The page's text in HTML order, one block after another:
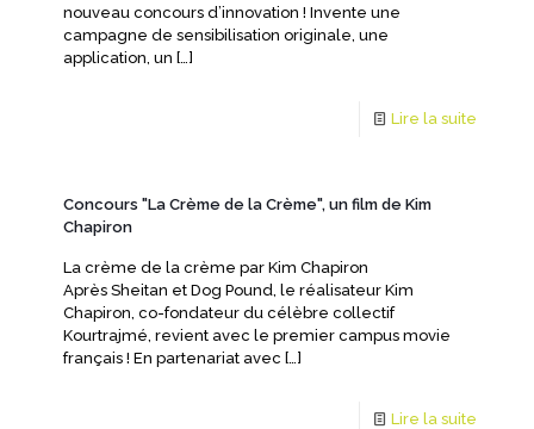
nouveau concours d’innovation ! Invente une
campagne de sensibilisation originale, une
application, un […]
Lire la suite
Concours "La Crème de la Crème", un film de Kim
Chapiron
La crème de la crème par Kim Chapiron
Après Sheitan et Dog Pound, le réalisateur Kim
Chapiron, co-fondateur du célèbre collectif
Kourtrajmé, revient avec le premier campus movie
français ! En partenariat avec […]
Lire la suite